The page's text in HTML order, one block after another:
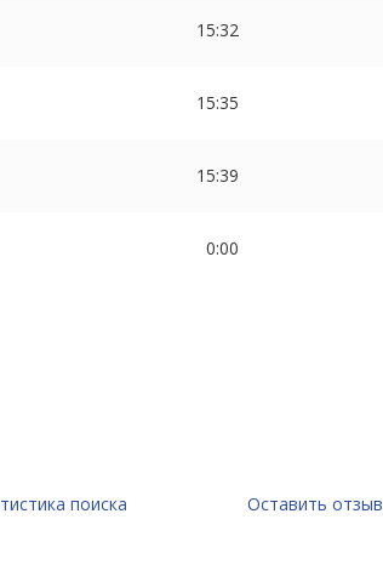
15:32
15:35
15:39
0:00
поиска Оставить отзыв